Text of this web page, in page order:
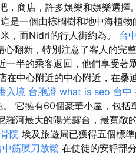
，商店，許多娛樂和娛樂選擇。
是一個由棕櫚樹和地中海植
，而Nidri的行人街約為。 台
翻新，特別注意了客人的完
一半的乘客返回，他們享受著
在中心附近的中心附近，在桑
入境 台胞證 what is seo 台中
它擁有60個豪華小屋，包括
羅河最大的陽光露台，最寬敞
院 埃及旅遊局已獲得五個標
中筋膜刀放鬆 在使徒的安靜部